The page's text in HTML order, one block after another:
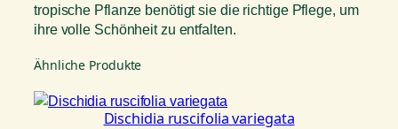
tropische Pflanze benötigt sie die richtige Pflege, um
ihre volle Schönheit zu entfalten.
Ähnliche Produkte
Dischidia ruscifolia variegata